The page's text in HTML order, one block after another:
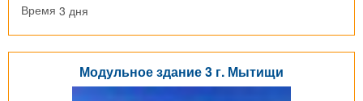
Время 3 дня
Модульное здание 3 г. Мытищи